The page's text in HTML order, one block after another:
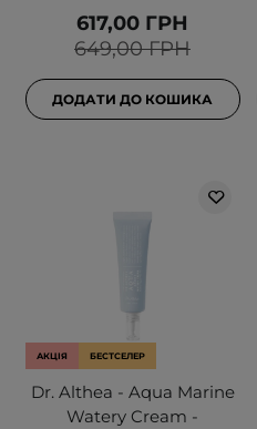
649,00 ГРН
617,00 ГРН
ДОДАТИ ДО КОШИКА
АКЦІЯ БЕСТСЕЛЕР
Dr. Althea - Aqua Marine
Watery Cream -